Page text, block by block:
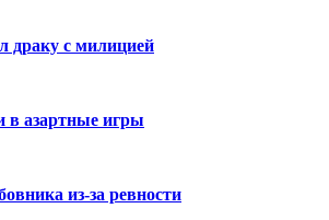
драку с милицией
в азартные игры
из-за ревности